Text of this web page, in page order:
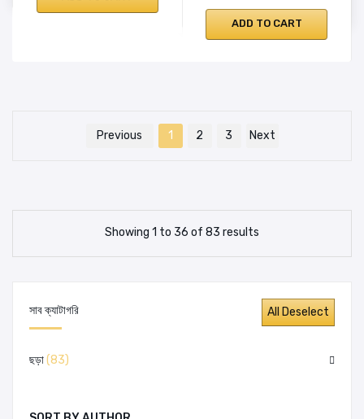
সাব ক্যাটাগরি
ছড়া(83)
ADD TO CART
Previous 1 2 3 Next
Showing 1 to 36 of 83 results